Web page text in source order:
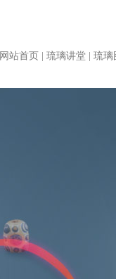
网站首页 琉璃讲堂 琉璃